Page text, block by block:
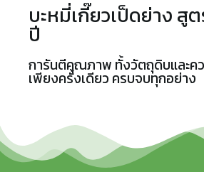
บะหมี่เกี๊ยวเป็ดย่าง สู
ปี
การันตีคุณภาพ ทั้งวัตถุดิบและค
เพียงครั้งเดียว ครบจบทุกอย่าง